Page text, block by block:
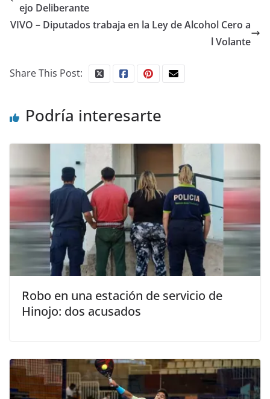
ejo Deliberante
VIVO – Diputados trabaja en la Ley de Alcohol Cero a
l Volante
Share This Post:
Podría interesarte
Robo en una estación de servicio de
Hinojo: dos acusados